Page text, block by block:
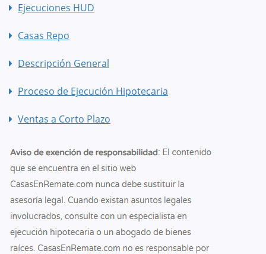
Ejecuciones HUD
Casas Repo
Descripción General
Proceso de Ejecución Hipotecaria
Ventas a Corto Plazo